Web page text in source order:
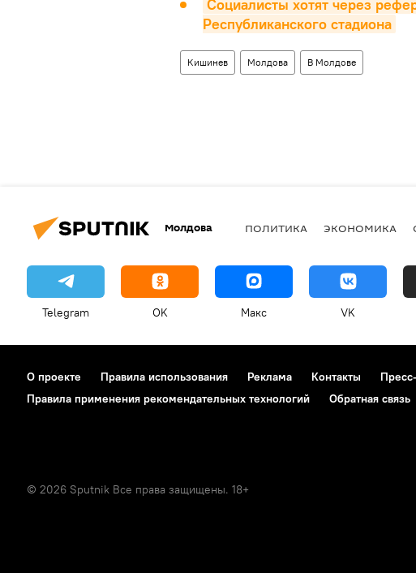
Социалисты хотят через
Республиканского стадиона
Кишинев Молдова В Молдове
Молдова ПОЛИТИКА ЭКОНОМИКА
Telegram OK Макс VK
О проекте Правила использования Реклама Контакты
Правила применения рекомендательных технологий
Обратная связь
© 2026 Sputnik Все права защищены. 18+